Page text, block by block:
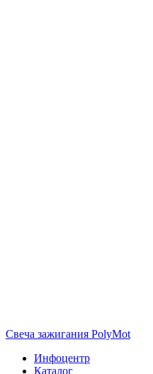
Свеча зажигания PolyMot
Инфоцентр
Каталог